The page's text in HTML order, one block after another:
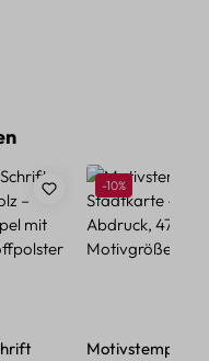
Rabatt
-10%
Motivstempel